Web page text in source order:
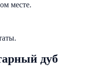
месте.
дуб